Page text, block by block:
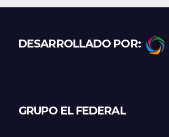
DESARROLLADO POR:
GRUPO EL FEDERAL